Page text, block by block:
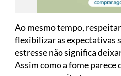
Ao mesmo tempo,
flexibilizar as expectativas
estresse não significa
Assim como a fome parece